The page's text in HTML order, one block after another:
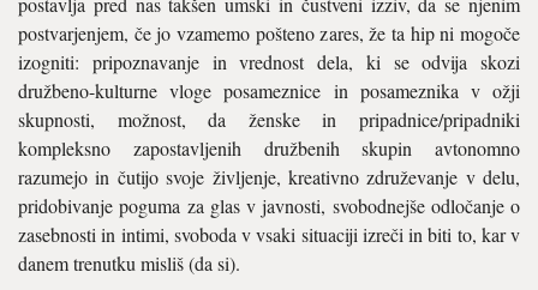
postvarjenjem, če jo vzamemo pošteno zares, že ta hip ni mogoče
izogniti: pripoznavanje in vrednost dela, ki se odvija skozi
družbeno-kulturne vloge posameznice in posameznika v ožji
skupnosti, možnost, da ženske in pripadnice/pripadniki
kompleksno zapostavljenih družbenih skupin avtonomno
razumejo in čutijo svoje življenje, kreativno združevanje v delu,
pridobivanje poguma za glas v javnosti, svobodnejše odločanje o
zasebnosti in intimi, svoboda v vsaki situaciji izreči in biti to, kar v
danem trenutku misliš (da si).